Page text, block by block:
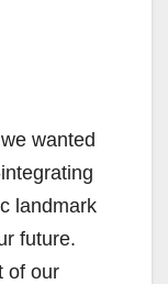
wanted
landmark
future.
of our